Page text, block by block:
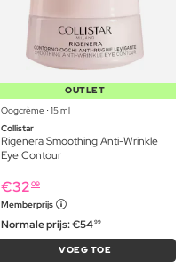
OUTLET
Oogcrème ⋅ 15 ml
Collistar
Rigenera Smoothing Anti-Wrinkle
Eye Contour
€32 09
Memberprijs
Normale prijs:€5499
VOEG TOE